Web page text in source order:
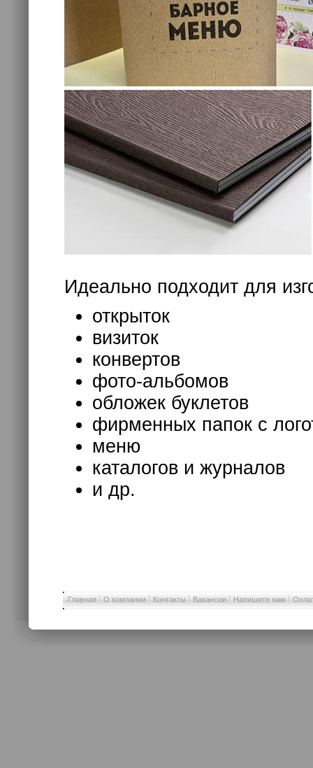
Идеально подходит для
открыток
визиток
конвертов
фото-альбомов
обложек буклетов
фирменных папок с
меню
каталогов и журналов
и др.
Главная О компании Контакты Вакансии Напишите нам